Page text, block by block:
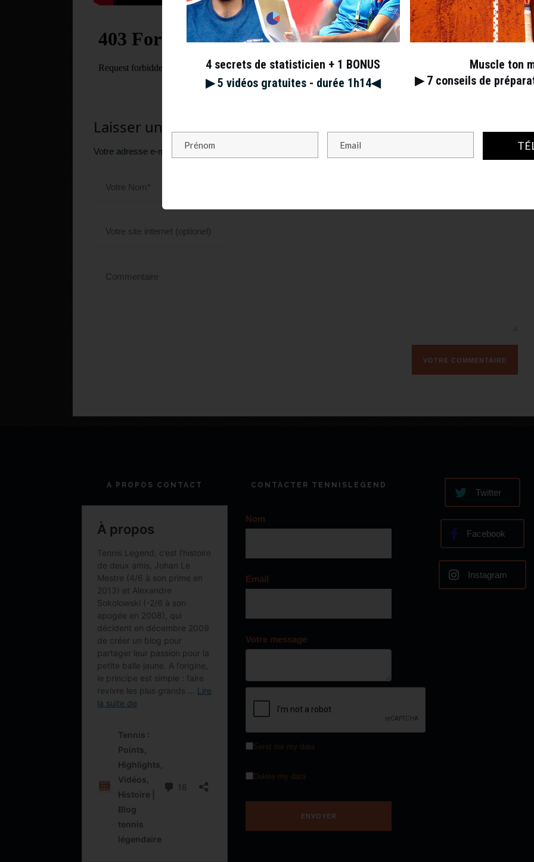
Laisser un commentaire
Votre adresse e-mail ne sera pas publiée. Les champs obligatoires sont indiqués avec
A PROPOS CONTACT CONTACTER TENNISLEGEND
Nom
Email
Votre message
Send me my data
Delete my data
Twitter
Facebook
Instagram
4 secrets de statisticien + 1 BONUS
▶︎ 5 vidéos gratuites - durée 1h14◀︎
Muscle ton
▶︎ 7 conseils de